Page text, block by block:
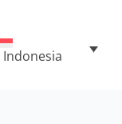
Indonesia